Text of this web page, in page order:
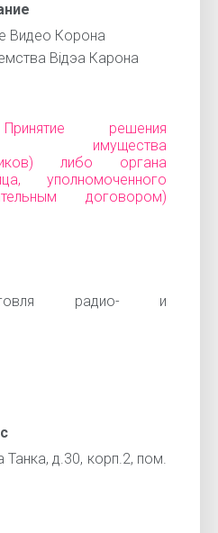
Видео Корона
Вiдэа Карона
решения
имущества
либо органа
уполномоченного
договором)
радио- и
д.30, корп.2, пом.